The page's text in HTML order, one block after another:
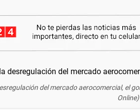
del mercado aerocomercial, el
Online)